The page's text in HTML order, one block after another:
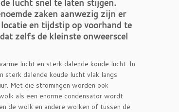
zaken aanwezig zijn er
en tijdstip op voorhand te
zelfs de kleinste onweerscel
lucht en sterk dalende koude lucht. In
dalende koude lucht vlak langs
Met die stromingen worden ook
als een enorme condensator wordt
de wolk en andere wolken of tussen de